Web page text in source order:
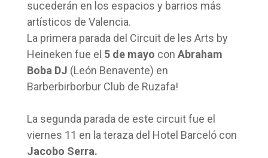
sucederán en los espacios y barrios más
artísticos de Valencia.
La primera parada del Circuit de les Arts by
Heineken fue el 5 de mayo con Abraham
Boba DJ (León Benavente) en
Barberbirborbur Club de Ruzafa!
La segunda parada de este circuit fue el
viernes 11 en la teraza del Hotel Barceló con
Jacobo Serra.